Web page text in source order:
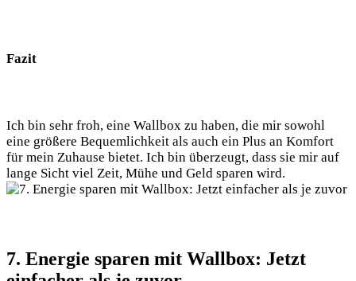
Fazit
Ich bin sehr froh, eine Wallbox zu haben, die mir sowohl
eine größere Bequemlichkeit als auch ein Plus an Komfort
für mein Zuhause bietet. Ich bin überzeugt, dass sie mir auf
lange Sicht viel Zeit, Mühe und Geld sparen wird.
7. Energie sparen mit Wallbox: Jetzt